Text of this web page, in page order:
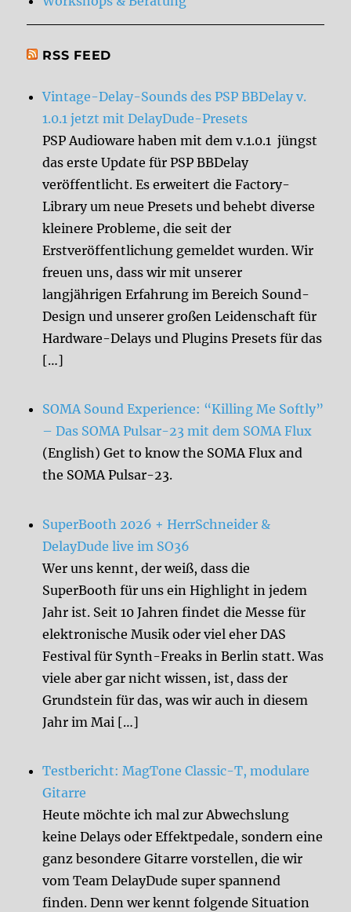
RSS FEED
Vintage-Delay-Sounds des PSP BBDelay v.
1.0.1 jetzt mit DelayDude-Presets
PSP Audioware haben mit dem v.1.0.1 jüngst
das erste Update für PSP BBDelay
veröffentlicht. Es erweitert die Factory-
Library um neue Presets und behebt diverse
kleinere Probleme, die seit der
Erstveröffentlichung gemeldet wurden. Wir
freuen uns, dass wir mit unserer
langjährigen Erfahrung im Bereich Sound-
Design und unserer großen Leidenschaft für
Hardware-Delays und Plugins Presets für das
[…]
SOMA Sound Experience: “Killing Me Softly”
– Das SOMA Pulsar-23 mit dem SOMA Flux
(English) Get to know the SOMA Flux and
the SOMA Pulsar-23.
SuperBooth 2026 + HerrSchneider &
DelayDude live im SO36
Wer uns kennt, der weiß, dass die
SuperBooth für uns ein Highlight in jedem
Jahr ist. Seit 10 Jahren findet die Messe für
elektronische Musik oder viel eher DAS
Festival für Synth-Freaks in Berlin statt. Was
viele aber gar nicht wissen, ist, dass der
Grundstein für das, was wir auch in diesem
Jahr im Mai […]
Testbericht: MagTone Classic-T, modulare
Gitarre
Heute möchte ich mal zur Abwechslung
keine Delays oder Effektpedale, sondern eine
ganz besondere Gitarre vorstellen, die wir
vom Team DelayDude super spannend
finden. Denn wer kennt folgende Situation